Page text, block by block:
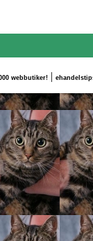
webbutiker!|
E